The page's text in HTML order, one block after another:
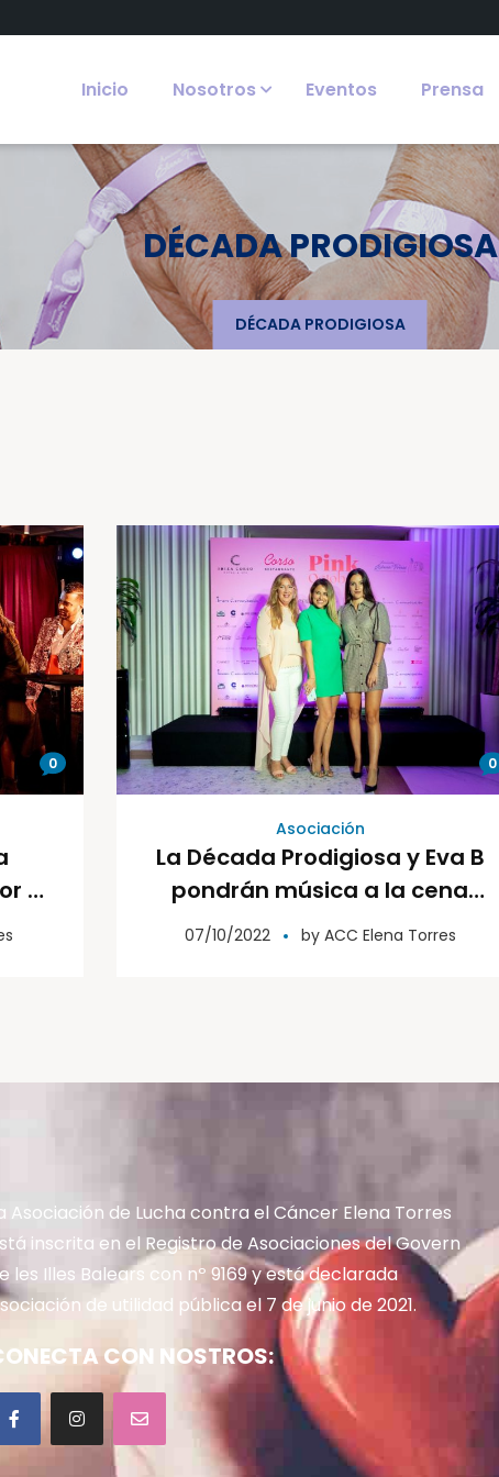
Inicio Nosotros Eventos Prensa
DÉCADA PRODIGIOSA
DÉCADA PRODIGIOSA
0
la
0
Asociación
La Década Prodigiosa y Eva B
pondrán música a la cena
benéfica de Restaurante
Corso a favor de la
07/10/2022 by ACC Elena Torres
Asociación de Lucha contra el Cáncer Elena Torres
inscrita en el Registro de Asociaciones del Govern
les Illes Balears con nº 9169 y está declarada
de utilidad pública el 7 de junio de 2021.
CON NOSTROS: